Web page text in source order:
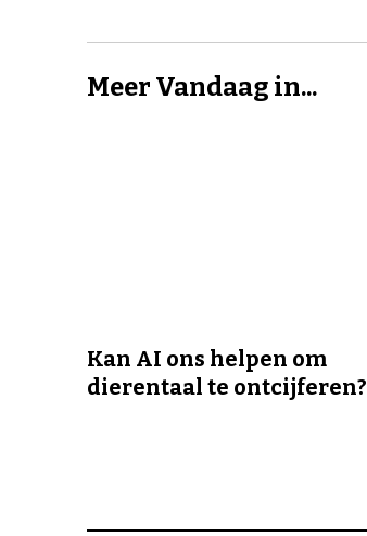
Meer Vandaag in...
Kan AI ons helpen om
dierentaal te ontcijferen?